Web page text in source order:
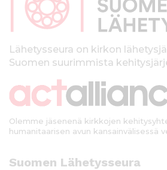
kLähetysseura on kirkon
Suomen suurimmista
Olemme jäsenenä kirkkojen
humanitaarisen avun kansainvälisessä
Suomen Lähetysseura